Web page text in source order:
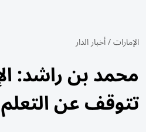
الإمارات/أخبار الدار
محمد بن راشد:
تتوقف عن التعلم